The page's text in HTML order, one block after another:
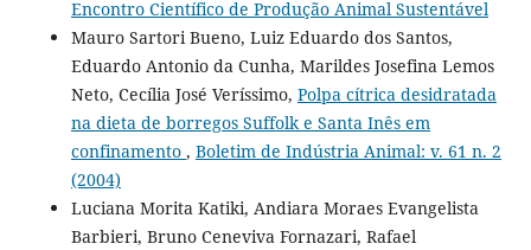
Encontro Científico de Produção Animal Sustentável
Mauro Sartori Bueno, Luiz Eduardo dos Santos,
Eduardo Antonio da Cunha, Marildes Josefina Lemos
Neto, Cecília José Veríssimo, Polpa cítrica desidratada
na dieta de borregos Suffolk e Santa Inês em
confinamento , Boletim de Indústria Animal: v. 61 n. 2
(2004)
Luciana Morita Katiki, Andiara Moraes Evangelista
Barbieri, Bruno Ceneviva Fornazari, Rafael